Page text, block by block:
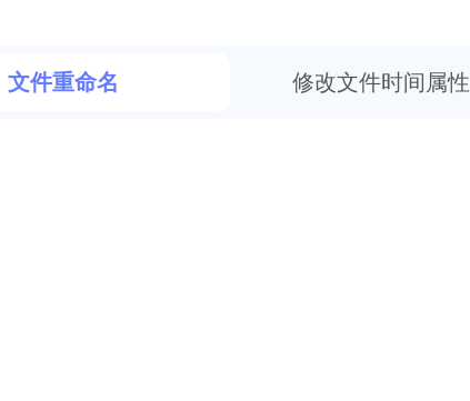
文件重命名 修改文件时间属性